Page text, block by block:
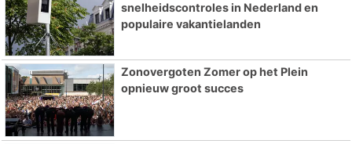
snelheidscontroles in Nederland en
populaire vakantielanden
Zonovergoten Zomer op het Plein
opnieuw groot succes